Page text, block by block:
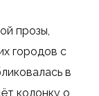
прозы,
городов с
в
колонку о